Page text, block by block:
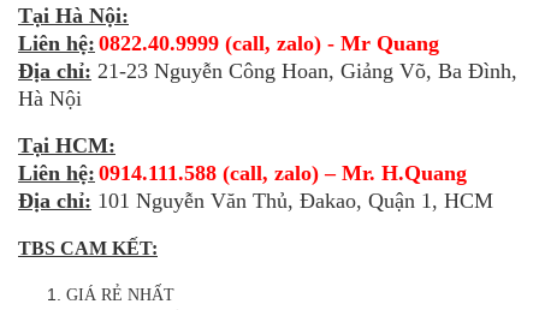
Tại Hà Nội:
Liên hệ: 0822.40.9999 (call, zalo) - Mr Quang
Địa chỉ: 21-23 Nguyễn Công Hoan, Giảng Võ, Ba Đình,
Hà Nội
Tại HCM:
Liên hệ: 0914.111.588 (call, zalo) – Mr. H.Quang
Địa chỉ: 101 Nguyễn Văn Thủ, Đakao, Quận 1, HCM
TBS CAM KẾT:
GIÁ RẺ NHẤT